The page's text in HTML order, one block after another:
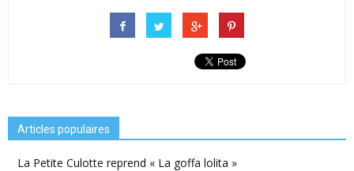
Articles populaires
La Petite Culotte reprend « La goffa lolita »